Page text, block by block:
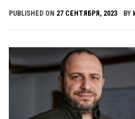
PUBLISHED ON 27 СЕНТЯБРЯ, 2023 BY